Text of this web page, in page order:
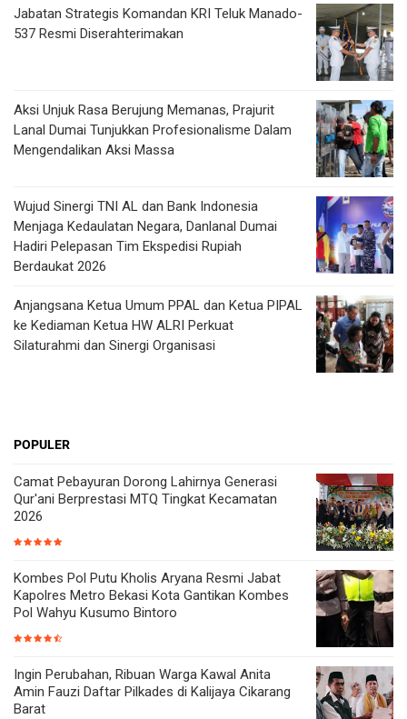
Jabatan Strategis Komandan KRI Teluk Manado-
537 Resmi Diserahterimakan
Aksi Unjuk Rasa Berujung Memanas, Prajurit
Lanal Dumai Tunjukkan Profesionalisme Dalam
Mengendalikan Aksi Massa
Wujud Sinergi TNI AL dan Bank Indonesia
Menjaga Kedaulatan Negara, Danlanal Dumai
Hadiri Pelepasan Tim Ekspedisi Rupiah
Berdaukat 2026
Anjangsana Ketua Umum PPAL dan Ketua PIPAL
ke Kediaman Ketua HW ALRI Perkuat
Silaturahmi dan Sinergi Organisasi
POPULER
Camat Pebayuran Dorong Lahirnya Generasi
Qur'ani Berprestasi MTQ Tingkat Kecamatan
2026
Kombes Pol Putu Kholis Aryana Resmi Jabat
Kapolres Metro Bekasi Kota Gantikan Kombes
Pol Wahyu Kusumo Bintoro
Ingin Perubahan, Ribuan Warga Kawal Anita
Amin Fauzi Daftar Pilkades di Kalijaya Cikarang
Barat